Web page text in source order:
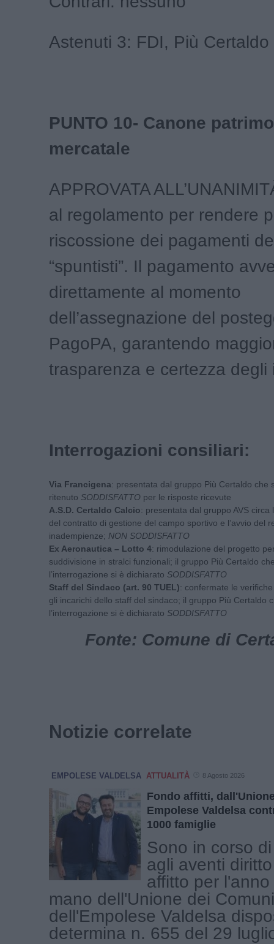
Astenuti 3: FDI, Più Certaldo
PUNTO 10- Canone
mercatale
APPROVATA
al regolamento per rendere
riscossione dei pagamenti
“spuntisti”. Il pagamento
direttamente al momento
dell’assegnazione del
PagoPA, garantendo
trasparenza e certezza degli
Interrogazioni consiliari:
Via Francigena: presentata dal gruppo Più Certaldo che
ritenuto SODDISFATTO per le risposte ricevute
A.S.D. Certaldo Calcio: presentata dal gruppo AVS
del contratto di gestione del campo sportivo e l’avvio del
inadempienze; NON SODDISFATTO
Ex Aeronautica – Lotto 4: rimodulazione del progetto
suddivisione in stralci funzionali; il gruppo Più Certaldo
l’interrogazione si è dichiarato SODDISFATTO
Staff del Sindaco (art. 90 TUEL): confermate le
gli incarichi dello staff del sindaco; il gruppo Più Certaldo
l’interrogazione si è dichiarato SODDISFATTO
Fonte: Comune di
Notizie correlate
EMPOLESE VALDELSA ATTUALITÀ 8 Agosto 2026
Fondo affitti,
Empolese Valdelsa
1000 famiglie
Sono in corso
agli aventi
affitto per
mano dell'Unione dei
dell'Empolese Valdelsa
determina n. 655 del 29